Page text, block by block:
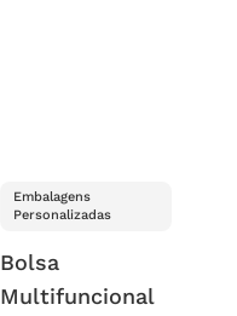
Embalagens
Personalizadas
Bolsa
Multifuncional